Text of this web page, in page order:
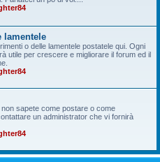
lamentele
o delle lamentele postatele qui. Ogni
utile per crescere e migliorare il forum ed il
sapete come postare o come
un administrator che vi fornirà